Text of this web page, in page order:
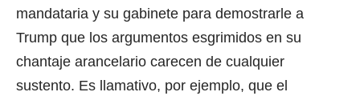
mandataria y su gabinete para demostrarle a
Trump que los argumentos esgrimidos en su
chantaje arancelario carecen de cualquier
sustento. Es llamativo, por ejemplo, que el